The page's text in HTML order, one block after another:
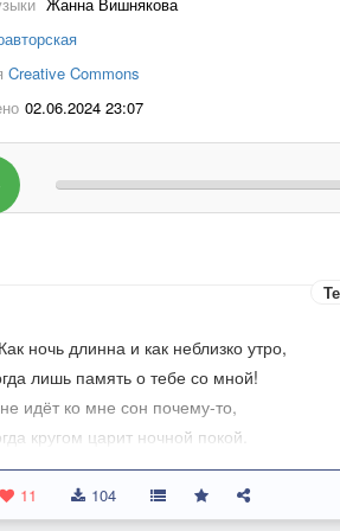
Creative Commons
02.06.2024 23:07
ночь длинна и как неблизко утро,
лишь память о тебе со мной!
идёт ко мне сон почему-то,
кругом царит ночной покой.
в окно моё печальная луна,
грустная издалека слышна.
11 104